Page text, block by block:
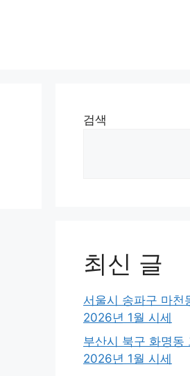
검색
최신 글
서울시 송파구 마천
2026년 1월 시세
부산시 북구 화명동
2026년 1월 시세